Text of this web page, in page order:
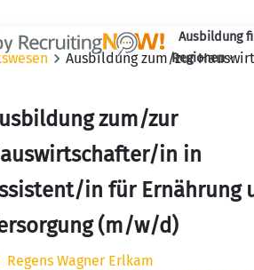
Ausbildung
Regionen
Ausbildung zum/zur
zum/zur
in in
in für Ernährung
(m/w/d)
Regens Wagner Erlkam